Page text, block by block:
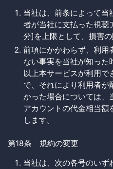
当社は、前条によって当
者が当社に支払った視聴
分]を上限として、損害の
前項にかかわらず、利用
ない事実を当社が知っ
以上本サービスが利用で
で、それにより利用者が
かった場合については、
アカウントの代金相当額
します。
第18条 規約の変更
当社は、次の各号のいず